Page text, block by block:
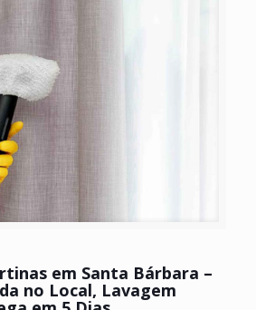
em Santa Bárbara –
no Local, Lavagem